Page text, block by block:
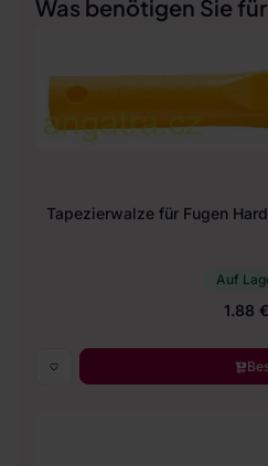
Was benötigen Sie
Tapezierwalze für Fugen
Auf
1.88 €